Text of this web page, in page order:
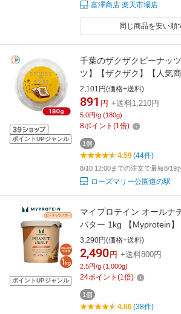
富澤商店 楽天市場店
同じ商品を安い順
ポイントUPジャンル
千葉のザクザクピーナッ
ツ】【ザクザク】【人気
【千葉】【房総】【道の
園】
2,101円(価格+送料)
891 円 +送料1,210円
5.0円/g (180g)
8ポイント (1倍)
1個
4.59(44件)
8/10 12:00までの注文で最短8/19
ローズマリー公園道の駅
ポイントUPジャンル
マイプロテイン オールナ
バター 1kg 【Myprotein】
3,290円(価格+送料)
2,490 円 +送料800円
2.5円/g (1,000g)
24ポイント (1倍)
1個
4.66(38件)